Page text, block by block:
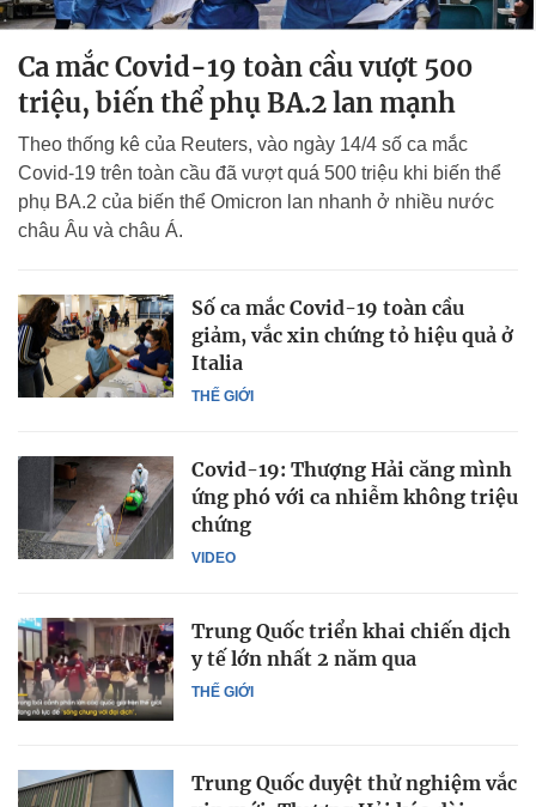
Ca mắc Covid-19 toàn cầu vượt 500
triệu, biến thể phụ BA.2 lan mạnh
Theo thống kê của Reuters, vào ngày 14/4 số ca mắc
Covid-19 trên toàn cầu đã vượt quá 500 triệu khi biến thể
phụ BA.2 của biến thể Omicron lan nhanh ở nhiều nước
châu Âu và châu Á.
THẾ GIỚI
Số ca mắc Covid-19 toàn cầu
giảm, vắc xin chứng tỏ hiệu quả ở
Italia
VIDEO
Covid-19: Thượng Hải căng mình
ứng phó với ca nhiễm không triệu
chứng
THẾ GIỚI
Trung Quốc triển khai chiến dịch
y tế lớn nhất 2 năm qua
Trung Quốc duyệt thử nghiệm vắc